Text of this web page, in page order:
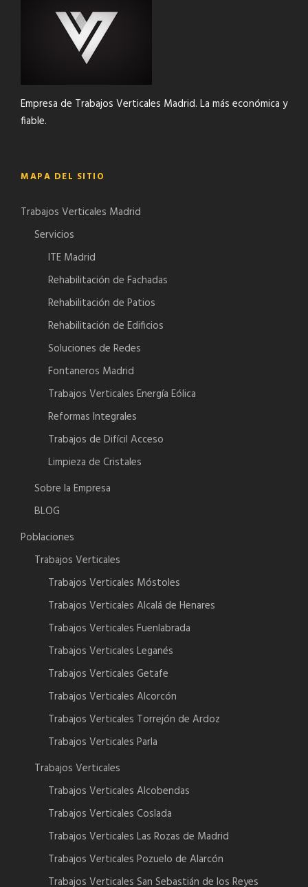
Empresa de Trabajos Verticales Madrid. La más económica y
fiable.
MAPA DEL SITIO
Trabajos Verticales Madrid
Servicios
ITE Madrid
Rehabilitación de Fachadas
Rehabilitación de Patios
Rehabilitación de Edificios
Soluciones de Redes
Fontaneros Madrid
Trabajos Verticales Energía Eólica
Reformas Integrales
Trabajos de Difícil Acceso
Limpieza de Cristales
Sobre la Empresa
BLOG
Poblaciones
Trabajos Verticales
Trabajos Verticales Móstoles
Trabajos Verticales Alcalá de Henares
Trabajos Verticales Fuenlabrada
Trabajos Verticales Leganés
Trabajos Verticales Getafe
Trabajos Verticales Alcorcón
Trabajos Verticales Torrejón de Ardoz
Trabajos Verticales Parla
Trabajos Verticales
Trabajos Verticales Alcobendas
Trabajos Verticales Coslada
Trabajos Verticales Las Rozas de Madrid
Trabajos Verticales Pozuelo de Alarcón
Trabajos Verticales San Sebastián de los Reyes